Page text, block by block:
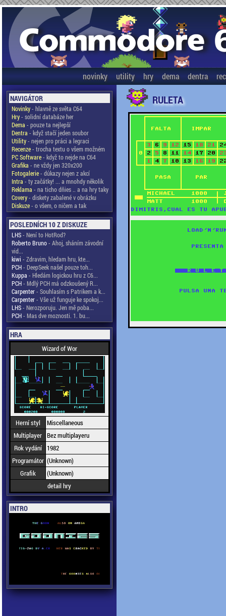
novinky utility hry dema dentra
NAVIGÁTOR
Novinky- hlavně ze světa C64
Hry- solidní databáze her
Dema - pouze ta nejlepší
Dentra - když stačí jeden soubor
Utility- nejen pro práci a legraci
Recenze- trocha textu o všem možném
PC Software- když to nejde na C64
Grafika - ne vždy jen 320x200
Fotogalerie- důkazy nejen z akcí
Intra - ty začátky! ... a mnohdy několik
Reklama - na ticho dňies .. a na hry taky
Covery- diskety zabalené v obrázku
Diskuze- o všem, o ničem a tak
POSLEDNÍCH 10 Z DISKUZE
LHS- Není to HotRod?
Roberto Bruno- Ahoj, sháním závodní
vid...
kiwi - Zdravim, hledam hru, kte...
PCH- DeepSeek našel pouze toh...
Kuppa - Hledám logickou hru z C6...
PCH- Mdlý PCH má odzkoušený R...
Carpenter- Souhlasím s Patrikem a k...
Carpenter- Vše už funguje ke spokoj...
LHS- Nerozporuju. Jen mě poba...
PCH- Mas dve moznosti. 1. bu...
HRA
Wizard of Wor
Herní styl
Miscellaneous
Multiplayer Bez multiplayeru
Rok vydání
1982
Programátor (Unknown)
Grafik
(Unknown)
detail hry
INTRO
RULETA